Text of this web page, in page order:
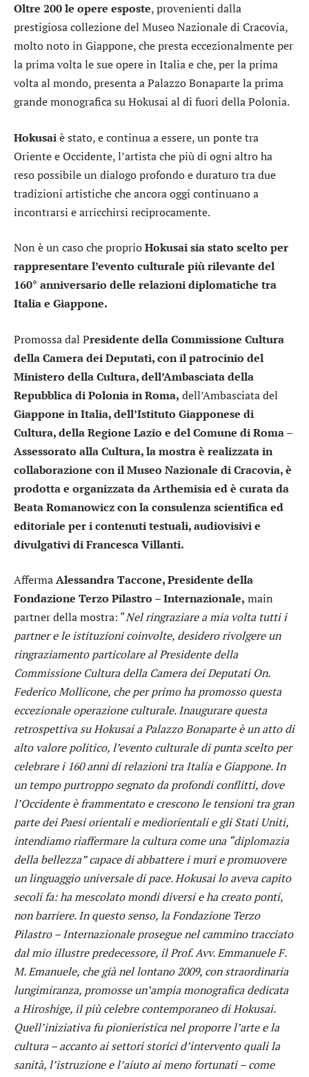
Oltre 200 le opere esposte, provenienti dalla
prestigiosa collezione del Museo Nazionale di Cracovia,
molto noto in Giappone, che presta eccezionalmente per
la prima volta le sue opere in Italia e che, per la prima
volta al mondo, presenta a Palazzo Bonaparte la prima
grande monografica su Hokusai al di fuori della Polonia.
Hokusaiè stato, e continua a essere, un ponte tra
Oriente e Occidente, l’artista che più di ogni altro ha
reso possibile un dialogo profondo e duraturo tra due
tradizioni artistiche che ancora oggi continuano a
incontrarsi e arricchirsi reciprocamente.
Non è un caso che proprioHokusai sia stato scelto per
rappresentare l’evento culturale più rilevante del
160° anniversario delle relazioni diplomatiche tra
Italia e Giappone.
Promossa dal Presidente della Commissione Cultura
della Camera dei Deputati, con il patrocinio del
Ministero della Cultura, dell’Ambasciata della
Repubblica di Polonia in Roma, dell’Ambasciata del
Giappone in Italia, dell’Istituto Giapponese di
Cultura, della Regione Lazio e del Comune di Roma –
Assessorato alla Cultura, la mostra è realizzata in
collaborazione con il Museo Nazionale di Cracovia, è
prodotta e organizzata da Arthemisia ed è curata da
Beata Romanowicz con la consulenza scientifica ed
editoriale per i contenuti testuali, audiovisivi e
divulgativi di Francesca Villanti.
AffermaAlessandra Taccone, Presidente della
Fondazione Terzo Pilastro – Internazionale, main
partner della mostra: “Nel ringraziare a mia volta tutti i
partner e le istituzioni coinvolte, desidero rivolgere un
ringraziamento particolare al Presidente della
Commissione Cultura della Camera dei Deputati On.
Federico Mollicone, che per primo ha promosso questa
eccezionale operazione culturale. Inaugurare questa
retrospettiva su Hokusai a Palazzo Bonaparte è un atto di
alto valore politico, l’evento culturale di punta scelto per
celebrare i 160 anni di relazioni tra Italia e Giappone. In
un tempo purtroppo segnato da profondi conflitti, dove
l’Occidente è frammentato e crescono le tensioni tra gran
parte dei Paesi orientali e mediorientali e gli Stati Uniti,
intendiamo riaffermare la cultura come una “diplomazia
della bellezza” capace di abbattere i muri e promuovere
un linguaggio universale di pace. Hokusai lo aveva capito
secoli fa: ha mescolato mondi diversi e ha creato ponti,
non barriere. In questo senso, la Fondazione Terzo
Pilastro – Internazionale prosegue nel cammino tracciato
dal mio illustre predecessore, il Prof. Avv. Emmanuele F.
M. Emanuele, che già nel lontano 2009, con straordinaria
lungimiranza, promosse un’ampia monografica dedicata
a Hiroshige, il più celebre contemporaneo di Hokusai.
Quell’iniziativa fu pionieristica nel proporre l’arte e la
cultura – accanto ai settori storici d’intervento quali la
sanità, l’istruzione e l’aiuto ai meno fortunati – come